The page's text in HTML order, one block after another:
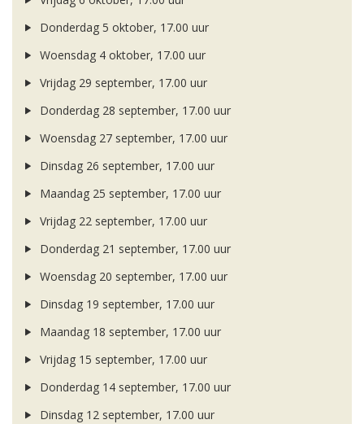
Donderdag 5 oktober, 17.00 uur
Woensdag 4 oktober, 17.00 uur
Vrijdag 29 september, 17.00 uur
Donderdag 28 september, 17.00 uur
Woensdag 27 september, 17.00 uur
Dinsdag 26 september, 17.00 uur
Maandag 25 september, 17.00 uur
Vrijdag 22 september, 17.00 uur
Donderdag 21 september, 17.00 uur
Woensdag 20 september, 17.00 uur
Dinsdag 19 september, 17.00 uur
Maandag 18 september, 17.00 uur
Vrijdag 15 september, 17.00 uur
Donderdag 14 september, 17.00 uur
Dinsdag 12 september, 17.00 uur